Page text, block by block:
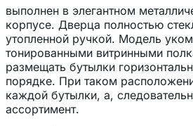
выполнен в элегантном
корпусе. Дверца полностью
утопленной ручкой. Модель
тонированными витринными
размещать бутылки
порядке. При таком
каждой бутылки, а,
ассортимент.